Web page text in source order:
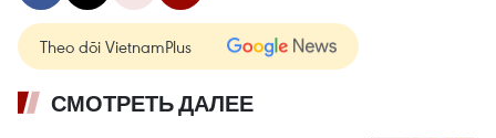
Theo dõi VietnamPlus
СМОТРЕТЬ ДАЛЕЕ